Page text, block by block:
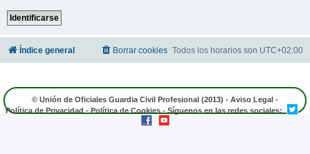
Índice general Todos los horarios son UTC+02:00
Borrar cookies
© Unión de Oficiales Guardia Civil Profesional (2013) - Aviso Legal -
Política de Privacidad - Política de Cookies - Síguenos en las redes sociales: